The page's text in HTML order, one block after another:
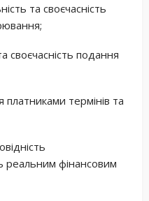
та своєчасність
своєчасність подання
термінів та
реальним фінансовим